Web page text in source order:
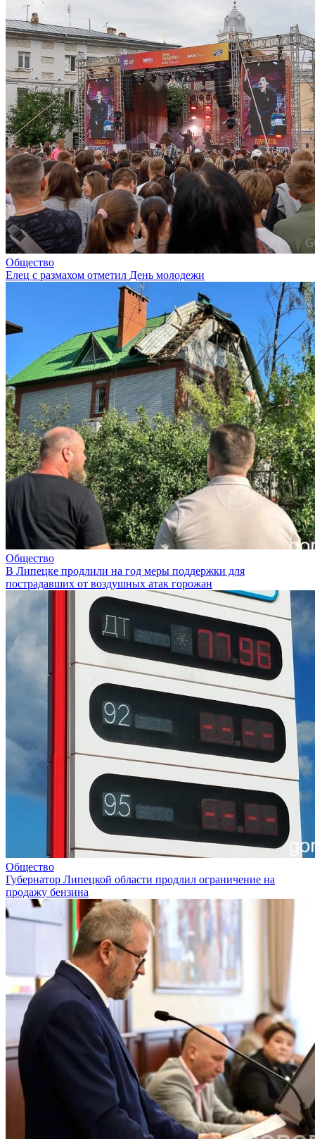
Общество
Елец с размахом отметил День молодежи
Общество
В Липецке продлили на год меры поддержки для
пострадавших от воздушных атак горожан
Общество
Губернатор Липецкой области продлил ограничение на
продажу бензина